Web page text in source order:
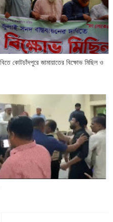
কোটচাঁদপুরে জামায়াতের বিক্ষোভ মিছিল ও